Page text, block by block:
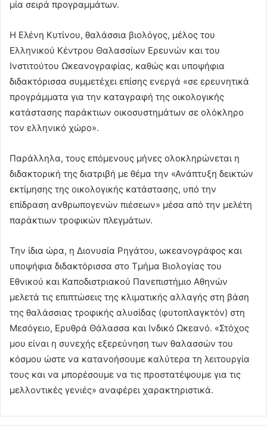
μία σειρά προγραμμάτων.
Η Ελένη Κυτίνου, θαλάσσια βιολόγος, μέλος του
Ελληνικού Κέντρου Θαλασσίων Ερευνών και του
Ινστιτούτου Ωκεανογραφίας, καθώς και υποψήφια
διδακτόρισσα συμμετέχει επίσης ενεργά «σε ερευνητικά
προγράμματα για την καταγραφή της οικολογικής
κατάστασης παράκτιων οικοσυστημάτων σε ολόκληρο
τον ελληνικό χώρο».
Παράλληλα, τους επόμενους μήνες ολοκληρώνεται η
διδακτορική της διατριβή με θέμα την «Ανάπτυξη δεικτών
εκτίμησης της οικολογικής κατάστασης, υπό την
επίδραση ανθρωπογενών πιέσεων» μέσα από την μελέτη
παράκτιων τροφικών πλεγμάτων.
Την ίδια ώρα, η Διονυσία Ρηγάτου, ωκεανογράφος και
υποψήφια διδακτόρισσα στο Τμήμα Βιολογίας του
Εθνικού και Καποδιστριακού Πανεπιστήμιο Αθηνών
μελετά τις επιπτώσεις της κλιματικής αλλαγής στη βάση
της θαλάσσιας τροφικής αλυσίδας (φυτοπλαγκτόν) στη
Μεσόγειο, Ερυθρά Θάλασσα και Ινδικό Ωκεανό. «Στόχος
μου είναι η συνεχής εξερεύνηση των θαλασσών του
κόσμου ώστε να κατανοήσουμε καλύτερα τη λειτουργία
τους και να μπορέσουμε να τις προστατέψουμε για τις
μελλοντικές γενιές» αναφέρει χαρακτηριστικά.